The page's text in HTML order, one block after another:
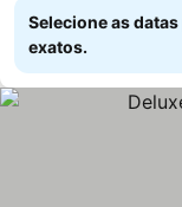
Selecione as
exatos.